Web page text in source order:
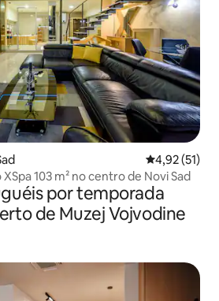
4,92 de uma
4,92 (51)
103 m² no centro de Novi Sad
por temporada
de Muzej Vojvodine